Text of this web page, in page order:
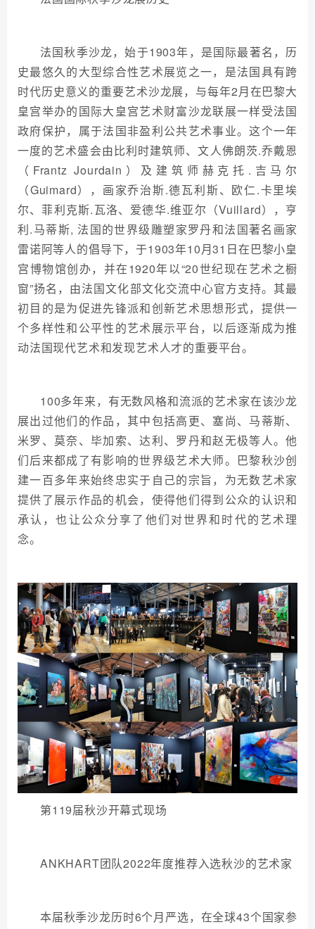
法国秋季沙龙，始于1903年，是国际最著名，历
史最悠久的大型综合性艺术展览之一，是法国具有跨
时代历史意义的重要艺术沙龙展，与每年2月在巴黎大
皇宫举办的国际大皇宫艺术财富沙龙联展一样受法国
政府保护，属于法国非盈利公共艺术事业。这个一年
一度的艺术盛会由比利时建筑师、文人佛朗茨.乔戴恩
（Frantz Jourdain）及建筑师赫克托.吉马尔
（Guimard），画家乔治斯.德瓦利斯、欧仁.卡里埃
尔、菲利克斯.瓦洛、爱德华.维亚尔（Vuillard），亨
利.马蒂斯, 法国的世界级雕塑家罗丹和法国著名画家
雷诺阿等人的倡导下，于1903年10月31日在巴黎小皇
宫博物馆创办，并在1920年以“20世纪现在艺术之橱
窗”扬名，由法国文化部文化交流中心官方支持。其最
初目的是为促进先锋派和创新艺术思想形式，提供一
个多样性和公平性的艺术展示平台，以后逐渐成为推
动法国现代艺术和发现艺术人才的重要平台。
100多年来，有无数风格和流派的艺术家在该沙龙
展出过他们的作品，其中包括高更、塞尚、马蒂斯、
米罗、莫奈、毕加索、达利、罗丹和赵无极等人。他
们后来都成了有影响的世界级艺术大师。巴黎秋沙创
建一百多年来始终忠实于自己的宗旨，为无数艺术家
提供了展示作品的机会，使得他们得到公众的认识和
承认，也让公众分享了他们对世界和时代的艺术理
念。
第119届秋沙开幕式现场
ANKHART团队2022年度推荐入选秋沙的艺术家
本届秋季沙龙历时6个月严选，在全球43个国家参